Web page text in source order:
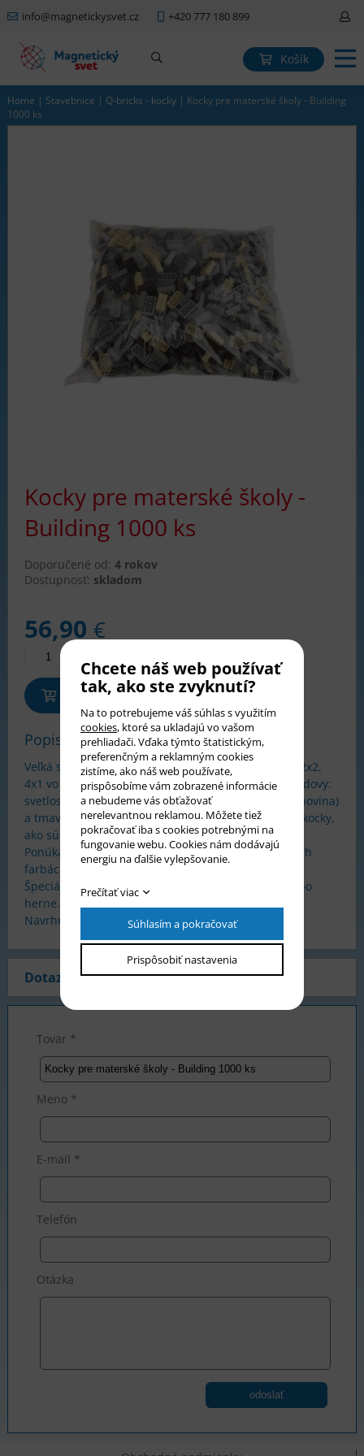
info@magnetickysvet.cz +420 777 180 899
Košík
Home | Stavebnice | Q-bricks - kocky | Kocky pre materské školy - Building
1000 ks
Kocky pre materské školy -
Building 1000 ks
Doporučené od: 4 rokov
Dostupnosť: skladom
56,90 €
Pridať do košíka
Popis tovaru
Veľká sada 1000 kusov kociek v 3 veľkostiach - 4x2, 2x2,
4x1 vo farbách vhodných napríklad pre mestské budovy:
svetlosivé, sivé, tmavosivé, priehľadné, béžové (slonovina)
a tmavohnedé. Táto sada neobsahuje žiadne malé kocky,
ako sú 1×1 a 1×2 a umožňuje vám hrať bezpečne.
Ponúkame tiež stavebné podložky Q-Bricks v rôznych
farbách -
podložky Q-Bricks
Špeciálna zmes tehál pre materské školy, školy alebo
herne.
Navrhnuté v Taliansku, vyrobené v Slovinsku.
Dotaz na produkt
Tovar *
Meno *
E-mail *
Telefón
Otázka
odoslať
Chcete náš web používať
tak, ako ste zvyknutí?
Na to potrebujeme váš súhlas s využitím
cookies, ktoré sa ukladajú vo vašom
prehliadači. Vďaka týmto štatistickým,
preferenčným a reklamným cookies
zistíme, ako náš web používate,
prispôsobíme vám zobrazené informácie
a nebudeme vás obťažovať
nerelevantnou reklamou. Môžete tiež
pokračovať iba s cookies potrebnými na
fungovanie webu. Cookies nám dodávajú
energiu na ďalšie vylepšovanie.
Prečítať viac
Súhlasím a pokračovať
Prispôsobiť nastavenia